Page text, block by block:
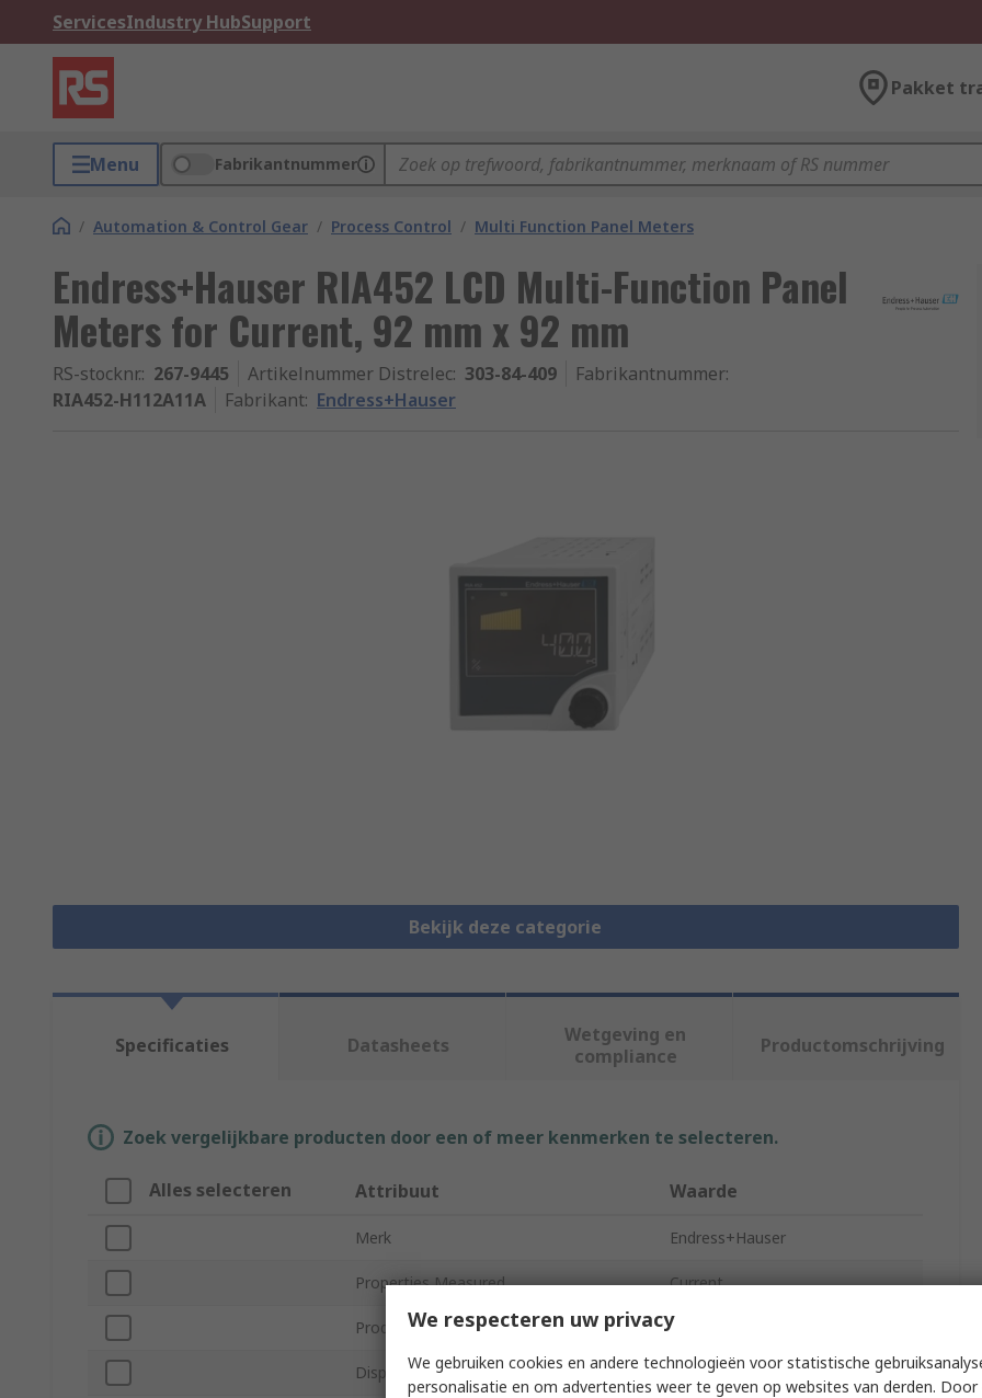
ServicesIndustry HubSupport
Pakket
Menu Fabrikantnummer
/ Automation & Control Gear / Process Control / Multi Function Panel Meters
Endress+Hauser RIA452 LCD Multi-Function Panel
Meters for Current, 92 mm x 92 mm
RS-stocknr.: 267-9445 Artikelnummer Distrelec: 303-84-409 Fabrikantnummer:
RIA452-H112A11A
Fabrikant: Endress+Hauser
Bekijk deze categorie
Specificaties Datasheets
Wetgeving en
compliance
Productomschrijving
Zoek vergelijkbare producten door een of meer kenmerken te selecteren.
Alles selecteren Attribuut Waarde
Merk Endress+Hauser
Properties Measured Current
Product Type Multi-Function Panel Meters
Display Type LCD
We respecteren uw privacy
We gebruiken cookies en andere technologieën voor statistische
personalisatie en om advertenties weer te geven op websites van derden. Door